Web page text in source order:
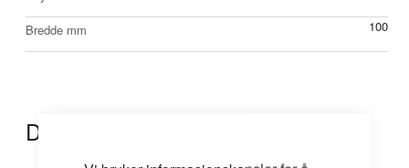
Bredde mm 100
Dokumentasjon